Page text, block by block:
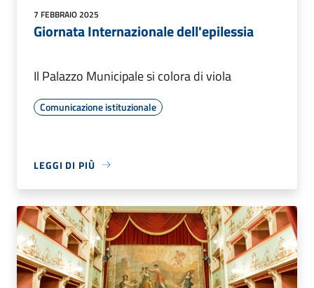
7 FEBBRAIO 2025
Giornata Internazionale dell'epilessia
Il Palazzo Municipale si colora di viola
Comunicazione istituzionale
LEGGI DI PIÙ